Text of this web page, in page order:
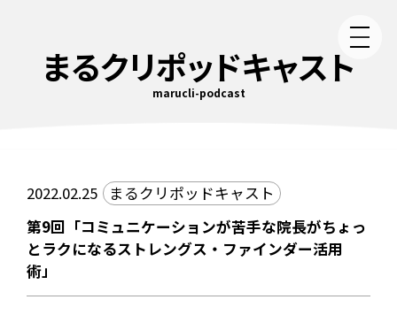
まるクリポッドキャスト
marucli-podcast
2022.02.25
まるクリポッドキャスト
第9回「コミュニケーションが苦手な院長がちょっ
とラクになるストレングス・ファインダー活用
術」